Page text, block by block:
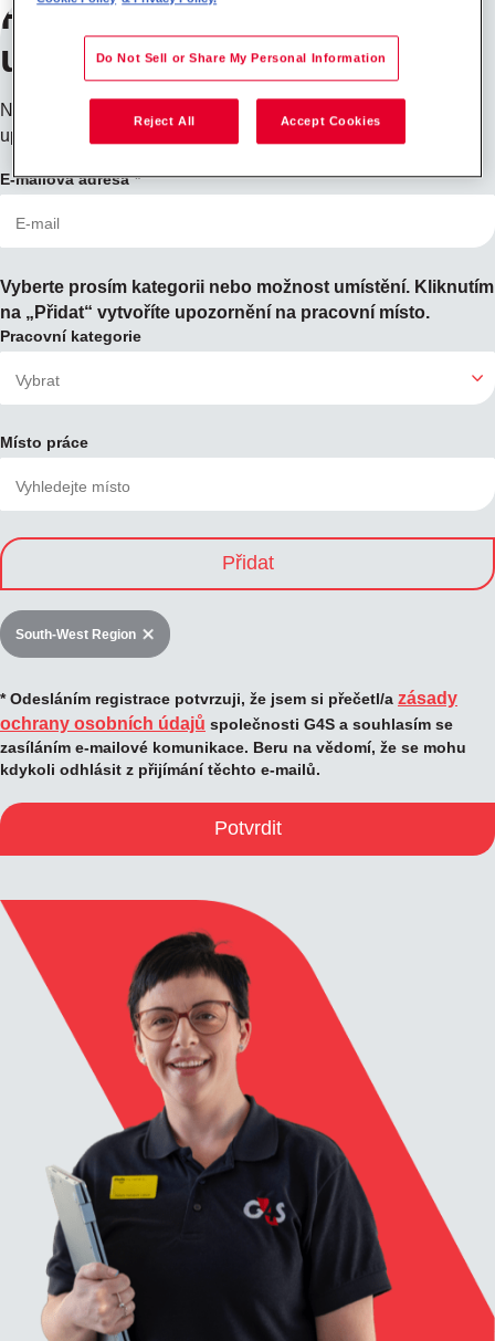
Přihlaste se k odběru
upozornění na práci
Nenašli jste, co jste hledali? Zaregistrujte se a my vás
upozorníme, až budou pozice dostupné.
E-mailová adresa
Vyberte prosím kategorii nebo možnost umístění. Kliknutím
na „Přidat“ vytvoříte upozornění na pracovní místo.
Pracovní kategorie
Místo práce
Přidat
South-West Region
* Odesláním registrace potvrzuji, že jsem si přečetl/a zásady
ochrany osobních údajů společnosti G4S a souhlasím se
zasíláním e-mailové komunikace. Beru na vědomí, že se mohu
kdykoli odhlásit z přijímání těchto e-mailů.
Potvrdit
Do Not Sell or Share My Personal Information
Reject All Accept Cookies